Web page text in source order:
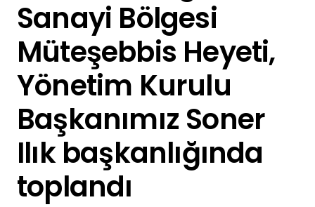
Sanayi Bölgesi
Müteşebbis Heyeti,
Yönetim Kurulu
Başkanımız Soner
Ilık başkanlığında
toplandı